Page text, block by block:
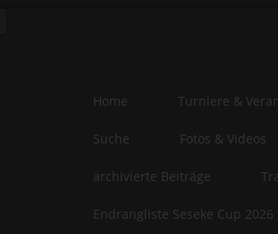
Home Turniere &
Suche Fotos & Videos
archivierte Beiträge
Endrangliste Seseke Cup 2026